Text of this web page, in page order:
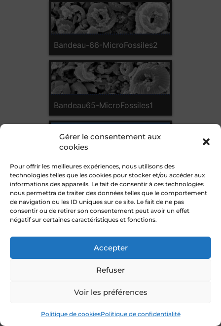
Gérer le consentement aux
cookies
Pour offrir les meilleures expériences, nous utilisons des
technologies telles que les cookies pour stocker et/ou accéder aux
informations des appareils. Le fait de consentir à ces technologies
nous permettra de traiter des données telles que le comportement
de navigation ou les ID uniques sur ce site. Le fait de ne pas
consentir ou de retirer son consentement peut avoir un effet
négatif sur certaines caractéristiques et fonctions.
Accepter
Refuser
Voir les préférences
Politique de cookiesPolitique de confidentialité
Bandeau-66-MicroFossiles2
Bandeau65-MicroFossiles1
Bandeau-111-OmanMTZ
Bandeau-112-Earth_s_oceans
Image credit ※: JAXA